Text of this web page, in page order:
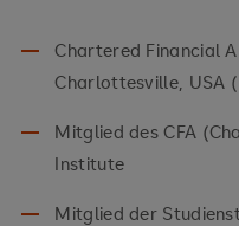
Chartered Financial
Charlottesville, USA
Mitglied des CFA
Institute
Mitglied der